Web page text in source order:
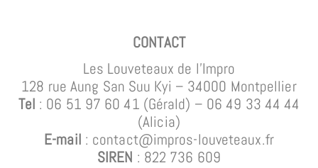
CONTACT
Les Louveteaux de l’Impro
128 rue Aung San Suu Kyi – 34000 Montpellier
Tel : 06 51 97 60 41 (Gérald) – 06 49 33 44 44
(Alicia)
E-mail : contact@impros-louveteaux.fr
SIREN : 822 736 609